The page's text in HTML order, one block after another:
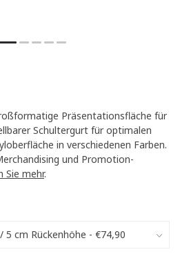
Präsentationsfläche für
Schultergurt für optimalen
in verschiedenen Farben.
und Promotion-
Sie mehr.